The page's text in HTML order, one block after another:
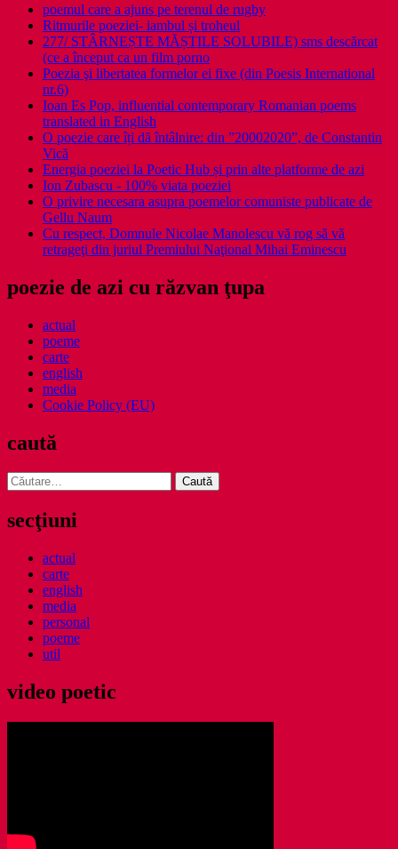
poemul care a ajuns pe terenul de rugby
Ritmurile poeziei- iambul și troheul
277/ STÂRNEȘTE MĂȘTILE SOLUBILE) sms descărcat
(ce a început ca un film porno
Poezia şi libertatea formelor ei fixe (din Poesis International
nr.6)
Ioan Es Pop, influential contemporary Romanian poems
translated in English
O poezie care îți dă întâlnire: din ”20002020”, de Constantin
Vică
Energia poeziei la Poetic Hub și prin alte platforme de azi
Ion Zubascu - 100% viata poeziei
O privire necesara asupra poemelor comuniste publicate de
Gellu Naum
Cu respect, Domnule Nicolae Manolescu vă rog să vă
retrageţi din juriul Premiului Naţional Mihai Eminescu
poezie de azi cu răzvan ţupa
actual
poeme
carte
english
media
Cookie Policy (EU)
caută
Caută
după:
secţiuni
actual
carte
english
media
personal
poeme
util
video poetic